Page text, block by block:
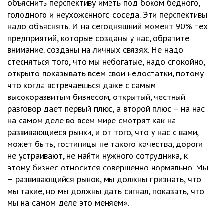
объяснить перспективу иметь под боком бедного,
голодного и неухоженного соседа. Эти перспективы
надо объяснять. И на сегодняшний момент 90% тех
предприятий, которые созданы у нас, обратите
внимание, созданы на личных связях. Не надо
стесняться того, что мы небогатые, надо спокойно,
открыто показывать всем свои недостатки, потому
что когда встречаешься даже с самым
высокоразвитым бизнесом, открытый, честный
разговор дает первый плюс, а второй плюс – на нас
на самом деле во всем мире смотрят как на
развивающиеся рынки, и от того, что у нас с вами,
может быть, гостиницы не такого качества, дороги
не устраивают, не найти нужного сотрудника, к
этому бизнес относится совершенно нормально. Мы
– развивающийся рынок, мы должны признать, что
мы такие, но мы должны дать сигнал, показать, что
мы на самом деле это меняем».